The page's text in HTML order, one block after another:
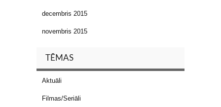
decembris 2015
novembris 2015
TĒMAS
Aktuāli
Filmas/Seriāli